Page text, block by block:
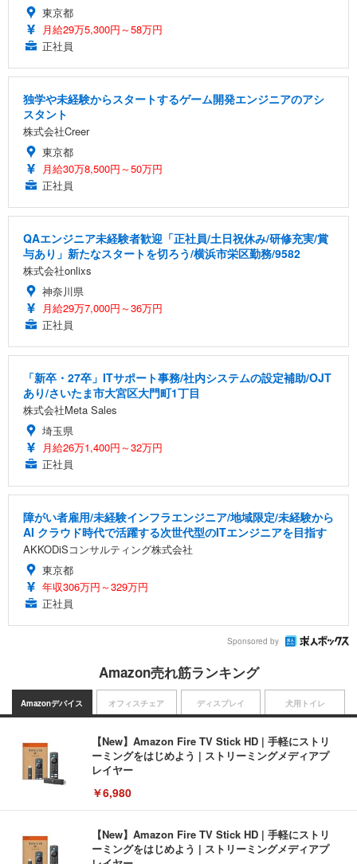
東京都
月給29万5,300円～58万円
正社員
独学や未経験からスタートするゲーム開発エンジニアのアシ
スタント
株式会社Creer
東京都
月給30万8,500円～50万円
正社員
QAエンジニア未経験者歓迎「正社員/土日祝休み/研修充実/賞
与あり」新たなスタートを切ろう/横浜市栄区勤務/9582
株式会社onlixs
神奈川県
月給29万7,000円～36万円
正社員
「新卒・27卒」ITサポート事務/社内システムの設定補助/OJT
あり/さいたま市大宮区大門町1丁目
株式会社Meta Sales
埼玉県
月給26万1,400円～32万円
正社員
障がい者雇用/未経験インフラエンジニア/地域限定/未経験から
AI クラウド時代で活躍する次世代型のITエンジニアを目指す
AKKODiSコンサルティング株式会社
東京都
年収306万円～329万円
正社員
Sponsored by
Amazon売れ筋ランキング
Amazonデバイス
【New】Amazon Fire TV Stick HD | 手軽にストリ
ーミングをはじめよう | ストリーミングメディアプ
レイヤー
￥6,980
【New】Amazon Fire TV Stick HD | 手軽にストリ
ーミングをはじめよう | ストリーミングメディアプ
オフィスチェア ディスプレイ 犬用トイレ